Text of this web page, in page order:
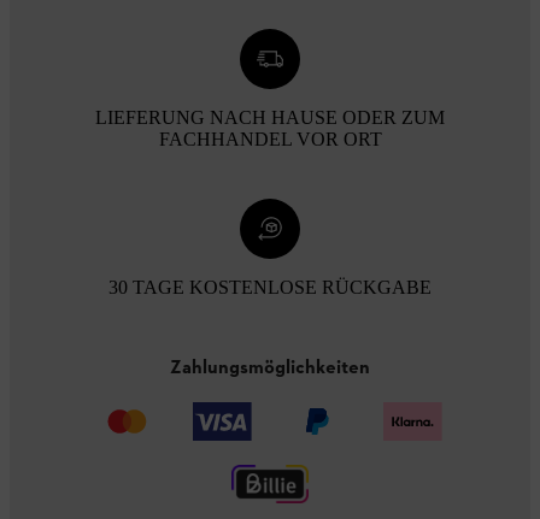
LIEFERUNG NACH HAUSE ODER ZUM
FACHHANDEL VOR ORT
30 TAGE KOSTENLOSE RÜCKGABE
Zahlungsmöglichkeiten